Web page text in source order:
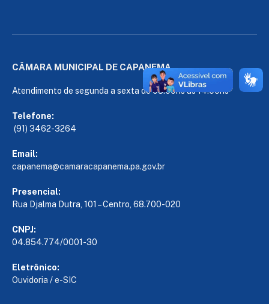
CÂMARA MUNICIPAL DE CAPANEMA
Atendimento de segunda a sexta de 08:00hs às 14:00hs
Telefone:
(91) 3462-3264
Email:
capanema@camaracapanema.pa.gov.br
Presencial:
Rua Djalma Dutra, 101 – Centro, 68.700-020
CNPJ:
04.854.774/0001-30
Eletrônico:
Ouvidoria /e-SIC